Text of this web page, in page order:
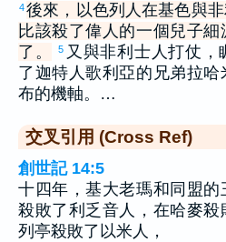
4後來，以色列人在基色與
比該殺了偉人的一個兒子
了。
5 又與非利士人打仗
了迦特人歌利亞的兄弟拉
布的機軸。…
交叉引用 (Cross Ref)
創世記 14:5
十四年，基大老瑪和同盟的
殺敗了利乏音人，在哈麥
列亭殺敗了以米人，